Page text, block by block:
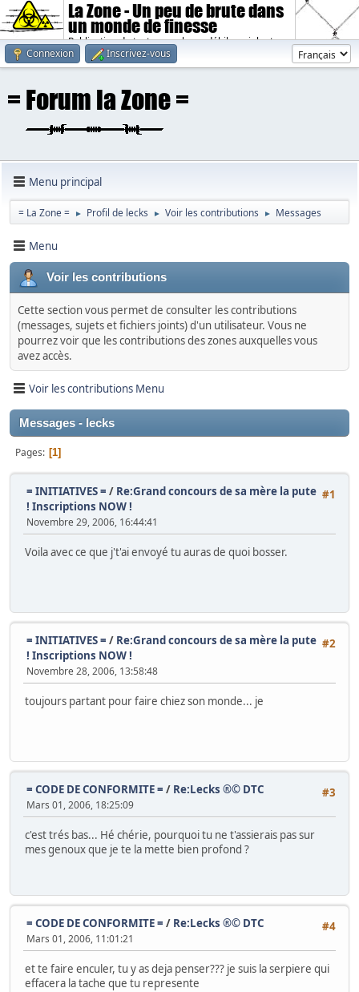
La Zone - Un peu de brute dans
un monde de finesse
Publication de textes sombres, débiles, violents.
Connexion
Inscrivez-vous
Menu principal
= La Zone = ► Profil de lecks ► Voir les contributions ► Messages
Menu
Voir les contributions
Cette section vous permet de consulter les contributions
(messages, sujets et fichiers joints) d'un utilisateur. Vous ne
pourrez voir que les contributions des zones auxquelles vous
avez accès.
Voir les contributions Menu
Messages - lecks
Pages 1
#1
= INITIATIVES = / Re:Grand concours de sa mère la pute
! Inscriptions NOW !
Novembre 29, 2006, 16:44:41
Voila avec ce que j't'ai envoyé tu auras de quoi bosser.
#2
= INITIATIVES = / Re:Grand concours de sa mère la pute
! Inscriptions NOW !
Novembre 28, 2006, 13:58:48
toujours partant pour faire chiez son monde... je
#3
= CODE DE CONFORMITE = / Re:Lecks ®© DTC
Mars 01, 2006, 18:25:09
c'est trés bas... Hé chérie, pourquoi tu ne t'assierais pas sur
mes genoux que je te la mette bien profond ?
#4
= CODE DE CONFORMITE = / Re:Lecks ®© DTC
Mars 01, 2006, 11:01:21
et te faire enculer, tu y as deja penser??? je suis la serpiere qui
effacera la tache que tu represente